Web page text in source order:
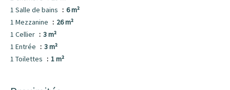
1 Salle de bains
6 m²
1 Mezzanine
26 m²
1 Cellier
3 m²
1 Entrée
3 m²
1 Toilettes
1 m²